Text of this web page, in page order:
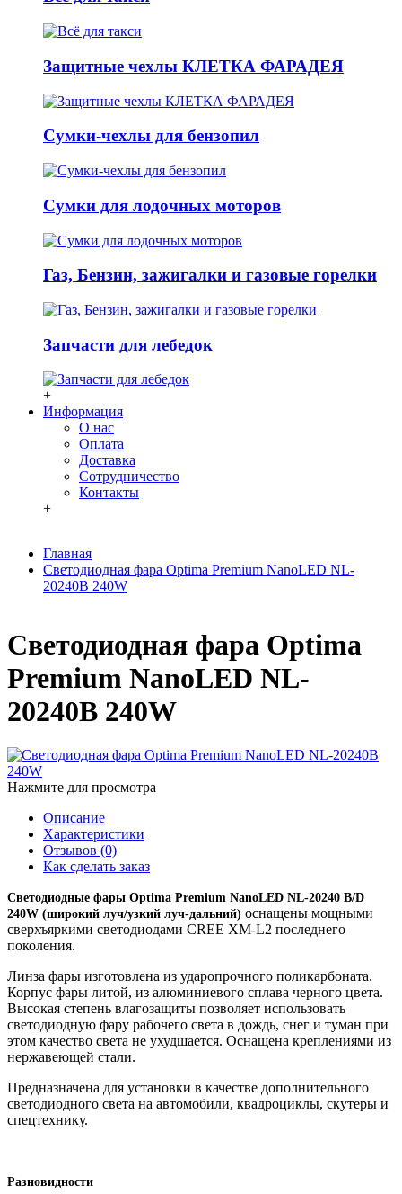
Защитные чехлы КЛЕТКА ФАРАДЕЯ
Сумки-чехлы для бензопил
Сумки для лодочных моторов
Газ, Бензин, зажигалки и газовые горелки
Запчасти для лебедок
+
Информация
О нас
Оплата
Доставка
Сотрудничество
Контакты
+
Главная
Светодиодная фара Optima Premium NanoLED NL-
20240B 240W
Светодиодная фара Optima
Premium NanoLED NL-
20240B 240W
Нажмите для просмотра
Описание
Характеристики
Отзывов (0)
Как сделать заказ
Светодиодные фары Optima Premium NanoLED NL-20240 B/D
240W (широкий луч/узкий луч-дальний) оснащены мощными
сверхъяркими светодиодами CREE XM-L2 последнего
поколения.
Линза фары изготовлена из ударопрочного поликарбоната.
Корпус фары литой, из алюминиевого сплава черного цвета.
Высокая степень влагозащиты позволяет использовать
светодиодную фару рабочего света в дождь, снег и туман при
этом качество света не ухудшается. Оснащена креплениями из
нержавеющей стали.
Предназначена для установки в качестве дополнительного
светодиодного света на автомобили, квадроциклы, скутеры и
спецтехнику.
Разновидности